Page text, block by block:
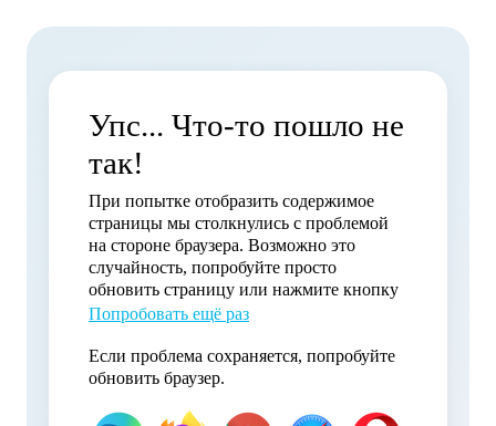
Упс... Что-то пошло не
так!
При попытке отобразить содержимое
страницы мы столкнулись с проблемой
на стороне браузера. Возможно это
случайность, попробуйте просто
обновить страницу или нажмите кнопку
Попробовать ещё раз
Если проблема сохраняется, попробуйте
обновить браузер.